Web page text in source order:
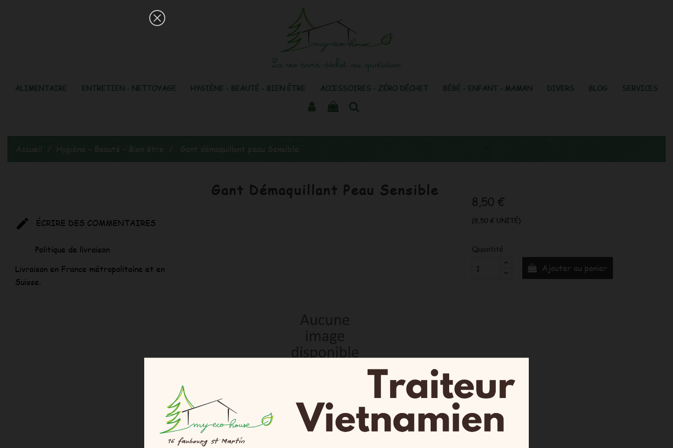
ALIMENTAIRE ENTRETIEN - NETTOYAGE HYGIÈNE - BEAUTÉ - BIEN ÊTRE ACCESSOIRES - ZÉRO DÉCHET BÉBÉ - ENFANT - MAMAN DIVERS BLOG SERVICES
0
Accueil Hygiène - Beauté - Bien être Gant démaquillant peau Sensible
 ÉCRIRE DES COMMENTAIRES
Politique de livraison
Livraison en France métropolitaine et en
Suisse.
Gant Démaquillant Peau Sensible
8,50 €
(8,50 € UNITÉ)
Quantité
Ajouter au panier